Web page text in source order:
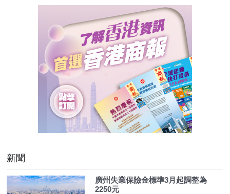
新聞
廣州失業保險金標準3月起調整為
2250元